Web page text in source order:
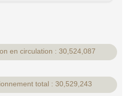
en circulation : 30,524,087
total : 30,529,243